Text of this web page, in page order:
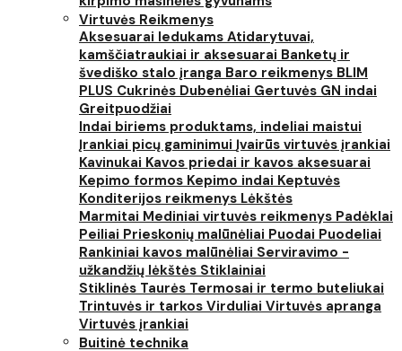
Virtuvės Reikmenys
Aksesuarai ledukams Atidarytuvai,
kamščiatraukiai ir aksesuarai Banketų ir
švediško stalo įranga Baro reikmenys BLIM
PLUS Cukrinės Dubenėliai Gertuvės GN indai
Greitpuodžiai
Indai biriems produktams, indeliai maistui
Įrankiai picų gaminimui Įvairūs virtuvės įrankiai
Kavinukai Kavos priedai ir kavos aksesuarai
Kepimo formos Kepimo indai Keptuvės
Konditerijos reikmenys Lėkštės
Marmitai Mediniai virtuvės reikmenys Padėklai
Peiliai Prieskonių malūnėliai Puodai Puodeliai
Rankiniai kavos malūnėliai Serviravimo -
užkandžių lėkštės Stiklainiai
Stiklinės Taurės Termosai ir termo buteliukai
Trintuvės ir tarkos Virduliai Virtuvės apranga
Virtuvės įrankiai
Buitinė technika